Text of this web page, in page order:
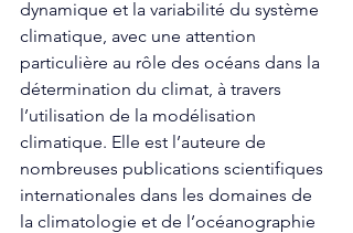
dynamique et la variabilité du système
climatique, avec une attention
particulière au rôle des océans dans la
détermination du climat, à travers
l’utilisation de la modélisation
climatique. Elle est l’auteure de
nombreuses publications scientifiques
internationales dans les domaines de
la climatologie et de l’océanographie